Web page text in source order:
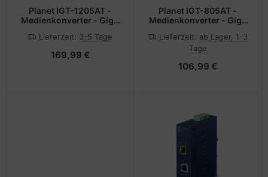
Planet IGT-1205AT -
Medienkonverter - GigE
1000Base-T - RJ-45 /
Lieferzeit: 3-5 Tage
169,99 €
Planet IGT-805AT -
Medienkonverter - GigE
GBIC)
Lieferzeit: ab Lager, 1-3
Tage
106,99 €